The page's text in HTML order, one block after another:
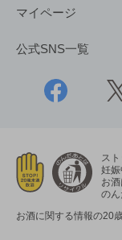
マイページ
公式SNS一覧
ス
妊娠
お
のん
お酒に関する情報の20